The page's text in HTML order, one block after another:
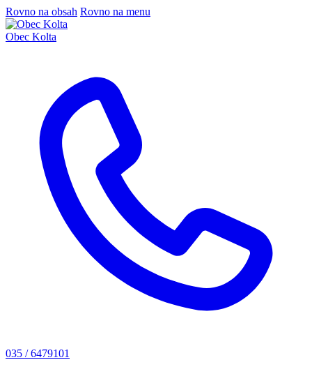
Rovno na obsah Rovno na menu
Obec Kolta
035 / 6479101